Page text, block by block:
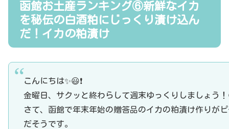
函館お土産ランキング⑥新鮮なイカ
を秘伝の白酒粕にじっくり漬け込ん
だ！イカの粕漬け
こんにちは✨😃❗
金曜日、サクッと終わらして週末ゆっくりしましょう
さて、函館で年末年始の贈答品のイカの粕漬け作りが
だそうです。